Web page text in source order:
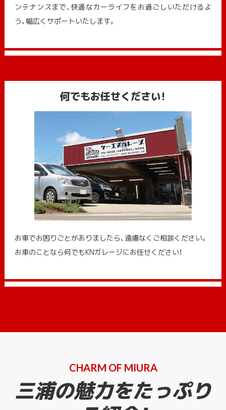
ンテナンスまで、快適なカーライフをお過ごしいただけるよ
う、幅広くサポートいたします。
何でもお任せください!
お車でお困りごとがありましたら、遠慮なくご相談ください。
お車のことなら何でもKNガレージにお任せください！
CHARM OF MIURA
三浦の魅力をたっぷり